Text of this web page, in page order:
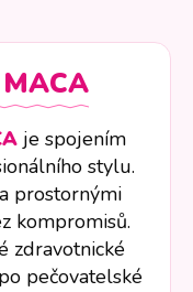
MACA
je spojením
stylu.
prostornými
kompromisů.
zdravotnické
pečovatelské